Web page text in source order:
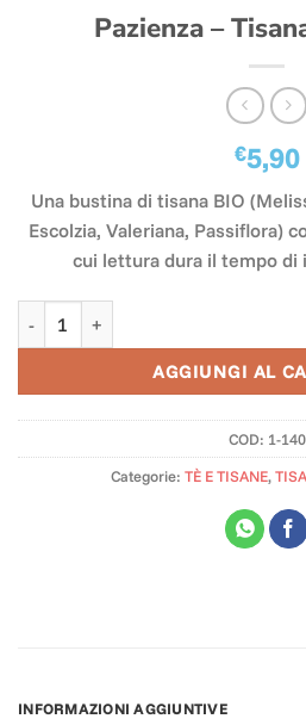
Pazienza –
€5,90
Una bustina di tisana BIO
Escolzia, Valeriana, Passiflora)
cui lettura dura il tempo di
AGGIUNGI AL
COD: 1-140
Categorie: TÈ E TISANE,
INFORMAZIONI AGGIUNTIVE